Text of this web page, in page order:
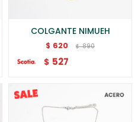
COLGANTE NIMUEH
$ 620 $ 890
$ 527